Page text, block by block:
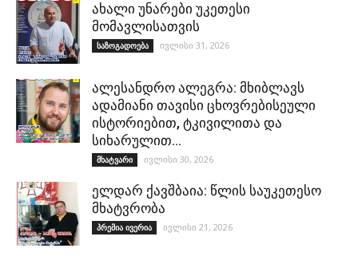
ახალი უნარები უკეთესი
მომავლისათვის
საზოგადოება ივლისი 31, 2026
ალესანდრო ალეგრა: მხიბლავს
ადამიანი თავისი ცხოვრებისეული
ისტორიებით, ტკივილითა და
სიხარულით…
მხატვარი ივლისი 30, 2026
ელდარ ქავშბაია: წლის საუკეთესო
მხატვრობა
პრემია ივერია ივლისი 21, 2026